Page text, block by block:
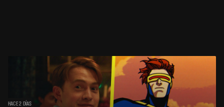
HACE 2 DÍAS